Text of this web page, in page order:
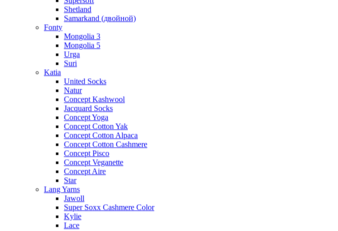
Shetland
Samarkand (двойной)
Fonty
Mongolia 3
Mongolia 5
Urga
Suri
Katia
United Socks
Natur
Concept Kashwool
Jacquard Socks
Concept Yoga
Concept Cotton Yak
Concept Cotton Alpaca
Concept Cotton Cashmere
Concept Pisco
Concept Veganette
Concept Aire
Star
Lang Yarns
Jawoll
Super Soxx Cashmere Color
Kylie
Lace